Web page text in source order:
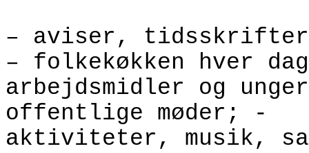
– aviser,
– folkekøkken hver
arbejdsmidler og
offentlige møder; -
aktiviteter, musik,